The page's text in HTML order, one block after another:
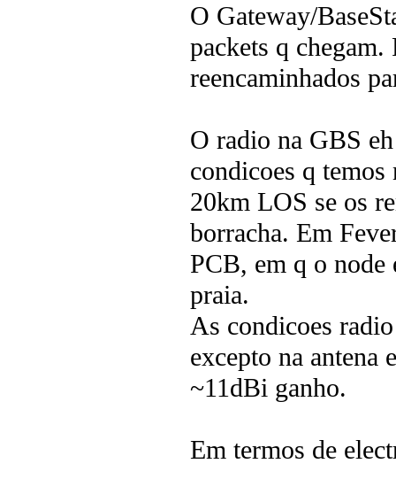
O Gateway/
packets q
reencaminhados
O radio na GBS
condicoes q
20km LOS se os
borracha. Em
PCB, em q o node
praia.
As condicoes
excepto na
~11dBi ganho.
Em termos de